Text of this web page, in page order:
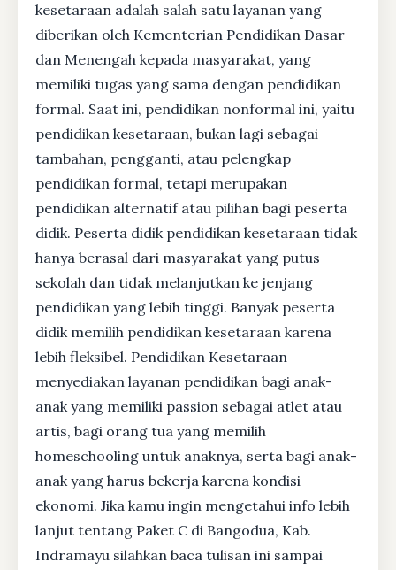
kesetaraan adalah salah satu layanan yang
diberikan oleh Kementerian Pendidikan Dasar
dan Menengah kepada masyarakat, yang
memiliki tugas yang sama dengan pendidikan
formal. Saat ini, pendidikan nonformal ini, yaitu
pendidikan kesetaraan, bukan lagi sebagai
tambahan, pengganti, atau pelengkap
pendidikan formal, tetapi merupakan
pendidikan alternatif atau pilihan bagi peserta
didik. Peserta didik pendidikan kesetaraan tidak
hanya berasal dari masyarakat yang putus
sekolah dan tidak melanjutkan ke jenjang
pendidikan yang lebih tinggi. Banyak peserta
didik memilih pendidikan kesetaraan karena
lebih fleksibel. Pendidikan Kesetaraan
menyediakan layanan pendidikan bagi anak-
anak yang memiliki passion sebagai atlet atau
artis, bagi orang tua yang memilih
homeschooling untuk anaknya, serta bagi anak-
anak yang harus bekerja karena kondisi
ekonomi. Jika kamu ingin mengetahui info lebih
lanjut tentang Paket C di Bangodua, Kab.
Indramayu silahkan baca tulisan ini sampai